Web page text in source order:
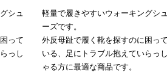
シュ
って
っし
軽量で履きやすいウォーキングシュ
ーズです。
外反母趾で履く靴を探すのに困って
いる、足にトラブル抱えていらっし
ゃる方に最適な商品です。